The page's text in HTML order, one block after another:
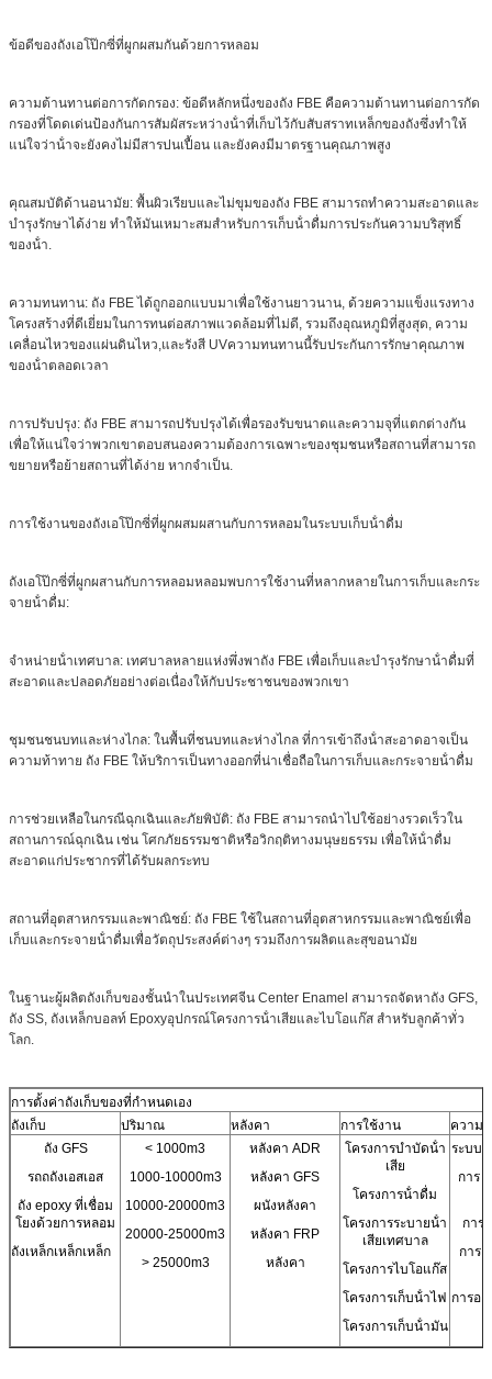
ข้อดีของถังเอโป๊กซี่ที่ผูกผสมกันด้วยการหลอม
ความต้านทานต่อการกัดกรอง: ข้อดีหลักหนึ่งของถัง FBE คือความต้านทานต่อการกัด
กรองที่โดดเด่นป้องกันการสัมผัสระหว่างน้ําที่เก็บไว้กับสับสราทเหล็กของถังซึ่งทําให้
แน่ใจว่าน้ําจะยังคงไม่มีสารปนเปื้อน และยังคงมีมาตรฐานคุณภาพสูง
คุณสมบัติด้านอนามัย: พื้นผิวเรียบและไม่ขุมของถัง FBE สามารถทําความสะอาดและ
บํารุงรักษาได้ง่าย ทําให้มันเหมาะสมสําหรับการเก็บน้ําดื่มการประกันความบริสุทธิ์
ของน้ํา.
ความทนทาน: ถัง FBE ได้ถูกออกแบบมาเพื่อใช้งานยาวนาน, ด้วยความแข็งแรงทาง
โครงสร้างที่ดีเยี่ยมในการทนต่อสภาพแวดล้อมที่ไม่ดี, รวมถึงอุณหภูมิที่สูงสุด, ความ
เคลื่อนไหวของแผ่นดินไหว,และรังสี UVความทนทานนี้รับประกันการรักษาคุณภาพ
ของน้ําตลอดเวลา
การปรับปรุง: ถัง FBE สามารถปรับปรุงได้เพื่อรองรับขนาดและความจุที่แตกต่างกัน
เพื่อให้แน่ใจว่าพวกเขาตอบสนองความต้องการเฉพาะของชุมชนหรือสถานที่สามารถ
ขยายหรือย้ายสถานที่ได้ง่าย หากจําเป็น.
การใช้งานของถังเอโป๊กซี่ที่ผูกผสมผสานกับการหลอมในระบบเก็บน้ําดื่ม
ถังเอโป๊กซี่ที่ผูกผสานกับการหลอมหลอมพบการใช้งานที่หลากหลายในการเก็บและกระ
จายน้ําดื่ม:
จําหน่ายน้ําเทศบาล: เทศบาลหลายแห่งพึ่งพาถัง FBE เพื่อเก็บและบํารุงรักษาน้ําดื่มที่
สะอาดและปลอดภัยอย่างต่อเนื่องให้กับประชาชนของพวกเขา
ชุมชนชนบทและห่างไกล: ในพื้นที่ชนบทและห่างไกล ที่การเข้าถึงน้ําสะอาดอาจเป็น
ความท้าทาย ถัง FBE ให้บริการเป็นทางออกที่น่าเชื่อถือในการเก็บและกระจายน้ําดื่ม
การช่วยเหลือในกรณีฉุกเฉินและภัยพิบัติ: ถัง FBE สามารถนําไปใช้อย่างรวดเร็วใน
สถานการณ์ฉุกเฉิน เช่น โศกภัยธรรมชาติหรือวิกฤติทางมนุษยธรรม เพื่อให้น้ําดื่ม
สะอาดแก่ประชากรที่ได้รับผลกระทบ
สถานที่อุตสาหกรรมและพาณิชย์: ถัง FBE ใช้ในสถานที่อุตสาหกรรมและพาณิชย์เพื่อ
เก็บและกระจายน้ําดื่มเพื่อวัตถุประสงค์ต่างๆ รวมถึงการผลิตและสุขอนามัย
ในฐานะผู้ผลิตถังเก็บของชั้นนําในประเทศจีน Center Enamel สามารถจัดหาถัง GFS,
ถัง SS, ถังเหล็กบอลท์ Epoxyอุปกรณ์โครงการน้ําเสียและไบโอแก๊ส สําหรับลูกค้าทั่ว
โลก.
การตั้งค่าถังเก็บของที่กําหนดเอง
ถังเก็บ
ปริมาณ หลังคา การใช้งาน
ความ
ถัง GFS
รถถถังเอสเอส
ถัง epoxy ที่เชื่อม
โยงด้วยการหลอม
ถังเหล็กเหล็กเหล็ก
< 1000m3
1000-10000m3
10000-20000m3
20000-25000m3
> 25000m3
หลังคา ADR
หลังคา GFS
ผนังหลังคา
หลังคา FRP
หลังคา
โครงการบําบัดน้ํา
เสีย
โครงการน้ําดื่ม
โครงการระบายน้ํา
เสียเทศบาล
โครงการไบโอแก๊ส
โครงการเก็บน้ําไฟ
โครงการเก็บน้ํามัน
ระบบ
การ
การ
การ
การอ